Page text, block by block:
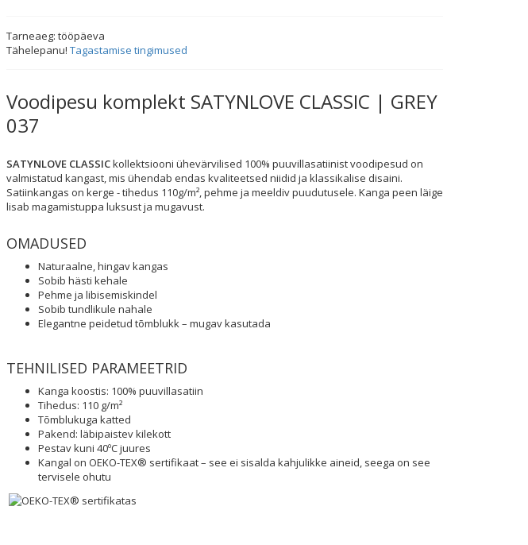
Tarneaeg: tööpäeva
Tähelepanu! Tagastamise tingimused
Voodipesu komplekt SATYNLOVE CLASSIC | GREY
037
SATYNLOVE CLASSICkollektsiooni ühevärvilised 100% puuvillasatiinist voodipesud on
valmistatud kangast, mis ühendab endas kvaliteetsed niidid ja klassikalise disaini.
Satiinkangas on kerge - tihedus 110g/m², pehme ja meeldiv puudutusele. Kanga peen läige
lisab magamistuppa luksust ja mugavust.
OMADUSED
Naturaalne, hingav kangas
Sobib hästi kehale
Pehme ja libisemiskindel
Sobib tundlikule nahale
Elegantne peidetud tõmblukk – mugav kasutada
TEHNILISED PARAMEETRID
Kanga koostis: 100% puuvillasatiin
Tihedus: 110 g/m²
Tõmblukuga katted
Pakend: läbipaistev kilekott
Pestav kuni 40ºC juures
Kangal on OEKO-TEX® sertifikaat – see ei sisalda kahjulikke aineid, seega on see
tervisele ohutu